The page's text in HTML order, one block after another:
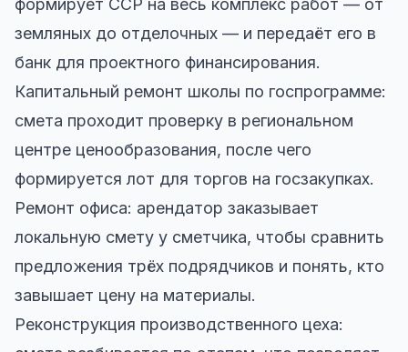
формирует ССР на весь комплекс работ — от
земляных до отделочных — и передаёт его в
банк для проектного финансирования.
Капитальный ремонт школы по госпрограмме:
смета проходит проверку в региональном
центре ценообразования, после чего
формируется лот для торгов на госзакупках.
Ремонт офиса: арендатор заказывает
локальную смету у сметчика, чтобы сравнить
предложения трёх подрядчиков и понять, кто
завышает цену на материалы.
Реконструкция производственного цеха: